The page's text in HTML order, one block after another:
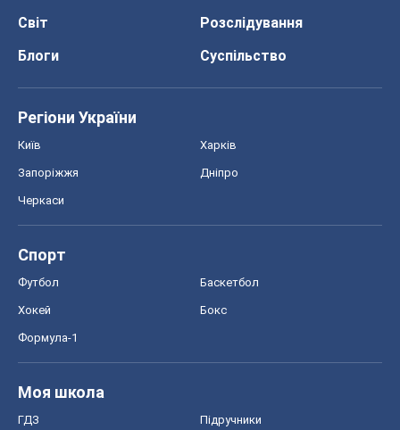
Світ
Розслідування
Блоги
Суспільство
Регіони України
Київ Харків
Запоріжжя Дніпро
Черкаси
Спорт
Футбол Баскетбол
Хокей Бокс
Формула-1
Моя школа
ГДЗ Підручники